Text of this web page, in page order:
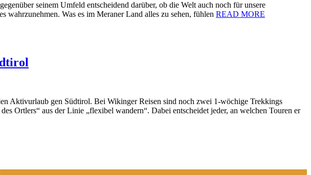
seinem Umfeld entscheidend darüber, ob die Welt auch noch für unsere
wahrzunehmen. Was es im Meraner Land alles zu sehen, fühlen READ MORE
Aktivurlaub gen Südtirol. Bei Wikinger Reisen sind noch zwei 1-wöchige Trekkings
Ortlers“ aus der Linie „flexibel wandern“. Dabei entscheidet jeder, an welchen Touren er